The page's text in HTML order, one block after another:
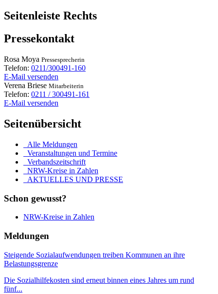
Seitenleiste Rechts
Pressekontakt
Rosa Moya Pressesprecherin
Telefon: 0211/300491-160
E-Mail versenden
Verena Briese Mitarbeiterin
Telefon: 0211 / 300491-161
E-Mail versenden
Seitenübersicht
Alle Meldungen
Veranstaltungen und Termine
Verbandszeitschrift
NRW-Kreise in Zahlen
AKTUELLES UND PRESSE
Schon gewusst?
NRW-Kreise in Zahlen
Meldungen
Steigende Sozialaufwendungen treiben Kommunen an ihre
Belastungsgrenze
Die Sozialhilfekosten sind erneut binnen eines Jahres um rund
fünf...